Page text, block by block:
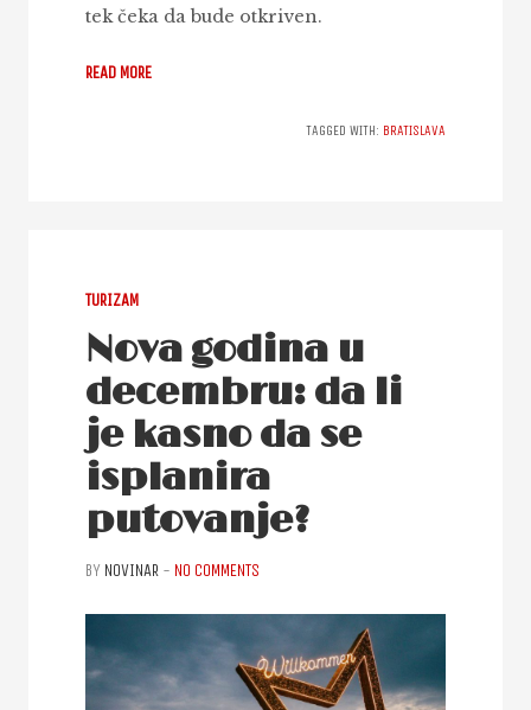
tek čeka da bude otkriven.
READ MORE
TAGGED WITH: BRATISLAVA
TURIZAM
Nova godina u
decembru: da li
je kasno da se
isplanira
putovanje?
BY NOVINAR - NO COMMENTS